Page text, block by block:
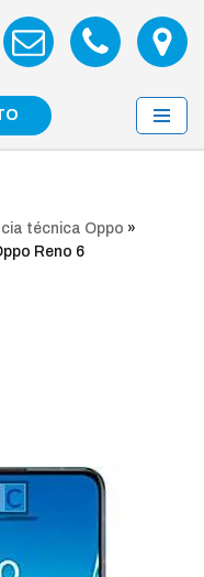
técnica Oppo »
Reno 6